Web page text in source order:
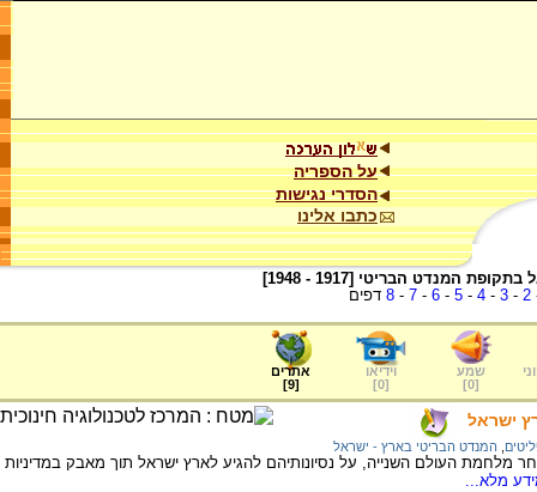
על הספריה
הסדרי נגישות
כתבו אלינו
המנדט הבריטי [1917 - 1948]
2
-
3
-
4
-
5
-
6
-
7
-
8 דפים
שמע
[
0
]
וידיאו
[
0
]
אתרים
[
9
]
ישראל
המנדט הבריטי בארץ - ישראל
מלחמת העולם השנייה, על נסיונותיהם להגיע לארץ ישראל תוך מאבק במדיניות
מלא...